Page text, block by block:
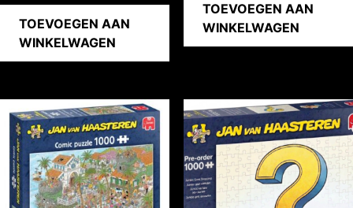
TOEVOEGEN AAN
WINKELWAGEN
TOEVOEGEN AAN
WINKELWAGEN